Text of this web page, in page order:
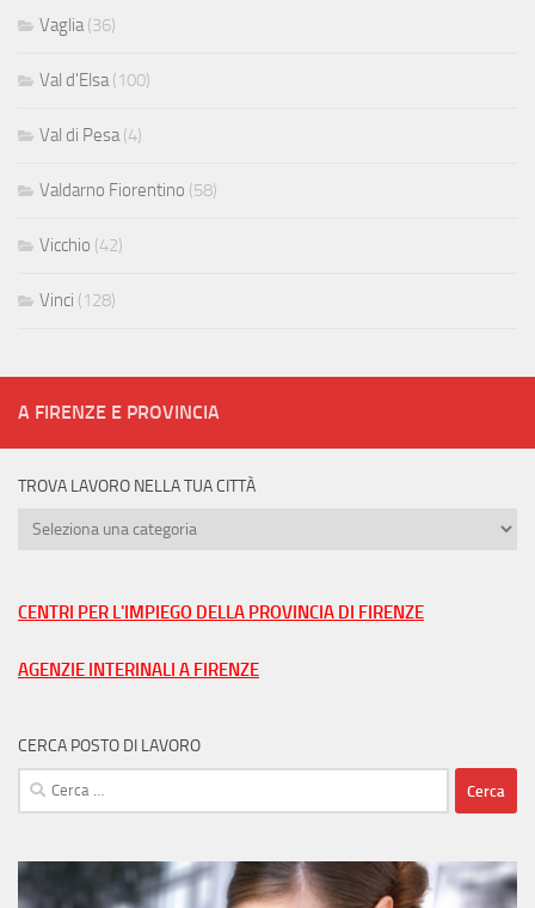
Vaglia(36)
Val d'Elsa(100)
Val di Pesa(4)
Valdarno Fiorentino (58)
Vicchio (42)
Vinci (128)
A FIRENZE E PROVINCIA
TROVA LAVORO NELLA TUA CITTÀ
Trova
tua
CENTRI PER L'IMPIEGO DELLA PROVINCIA DI FIRENZE
AGENZIE INTERINALI A FIRENZE
CERCA POSTO DI LAVORO
Ricerca
per: